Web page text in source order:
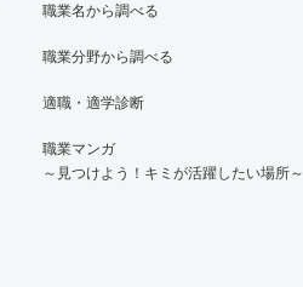
職業名から調べる
職業分野から調べる
適職・適学診断
職業マンガ
～見つけよう！キミが活躍したい場所～